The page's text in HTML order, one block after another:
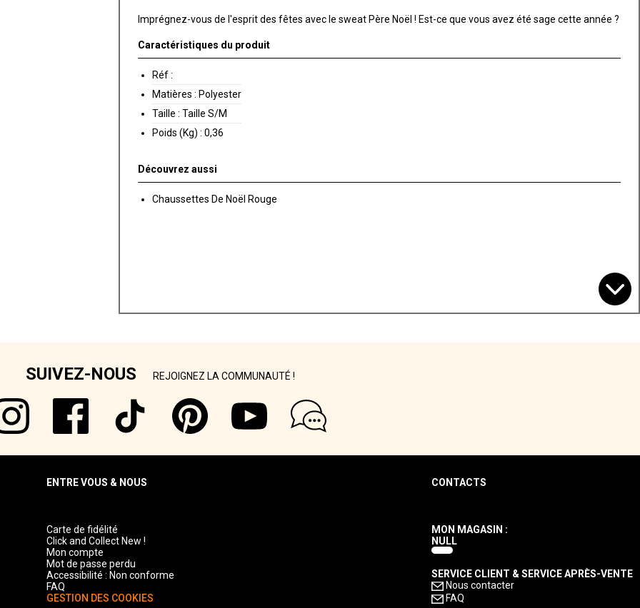
Imprégnez-vous de l'esprit des fêtes avec le sweat Père Noël ! Est-ce que vous avez été sage cette année ?
Caractéristiques du produit
Réf :
Matières : Polyester
Taille : Taille S/M
Poids (Kg) : 0,36
Découvrez aussi
Chaussettes De Noël Rouge
SUIVEZ-NOUS REJOIGNEZ LA COMMUNAUTÉ !
ENTRE VOUS & NOUS
Carte de fidélité
Click and Collect New !
Mon compte
Mot de passe perdu
Accessibilité : Non conforme
FAQ
GESTION DES COOKIES
CONTACTS
MON MAGASIN :
NULL
SERVICE CLIENT & SERVICE APRÈS-VENTE
Nous contacter
FAQ